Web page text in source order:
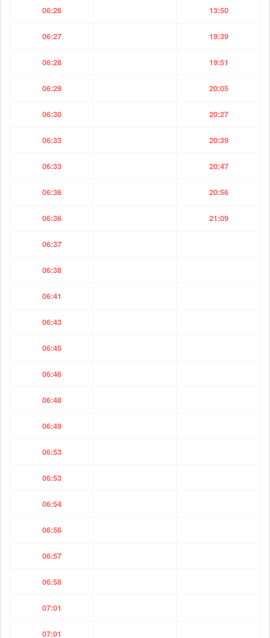
06:26 13:50
06:27 19:39
06:28 19:51
06:29 20:05
06:30 20:27
06:33 20:39
06:33 20:47
06:36 20:56
06:36 21:09
06:37
06:38
06:41
06:43
06:45
06:46
06:48
06:49
06:53
06:53
06:54
06:56
06:57
06:58
07:01
07:01